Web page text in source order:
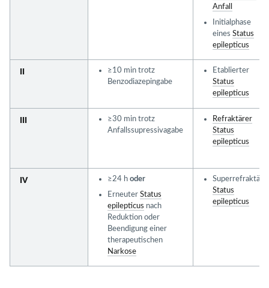
Anfall
Initialphase
eines Status
epilepticus
≥10 min trotz
Benzodiazepingabe
Etablierter
Status
epilepticus
≥30 min trotz
Anfallssupressivagabe
Refraktärer
Status
epilepticus
IV ≥24 h oder
Erneuter Status
epilepticus nach
Reduktion oder
Beendigung einer
therapeutischen
Narkose
Status
epilepticus